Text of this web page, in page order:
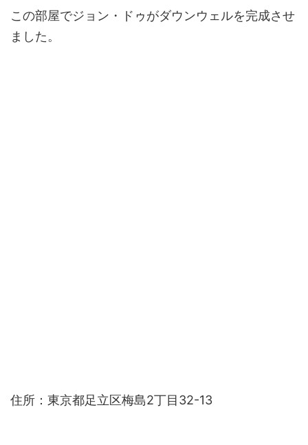
この部屋でジョン・ドゥがダウンウェルを完成させ
ました。
住所：東京都足立区梅島2丁目32-13